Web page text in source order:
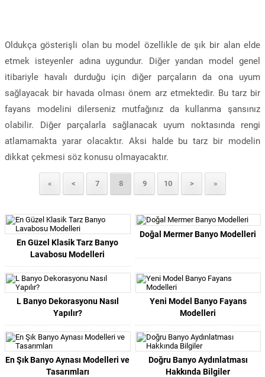
Oldukça gösterişli olan bu model özellikle de şık bir alan elde
etmek isteyenler adına uygundur. Diğer yandan model genel
itibariyle havalı durduğu için diğer parçaların da ona uyum
sağlayacak bir havada olması önem arz etmektedir. Bu tarz bir
fayans modelini dilerseniz mutfağınız da kullanma şansınız
olabilir. Diğer parçalarla sağlanacak uyum noktasında rengi
atlamamakta yarar olacaktır. Aksi halde bu tarz bir modelin
dikkat çekmesi söz konusu olmayacaktır.
« < 7 8 9 10 > »
En Güzel Klasik Tarz Banyo
Lavabosu Modelleri
Doğal Mermer Banyo Modelleri
L Banyo Dekorasyonu Nasıl
Yapılır?
Yeni Model Banyo Fayans
Modelleri
En Şık Banyo Aynası Modelleri ve
Tasarımları
Doğru Banyo Aydınlatması
Hakkında Bilgiler